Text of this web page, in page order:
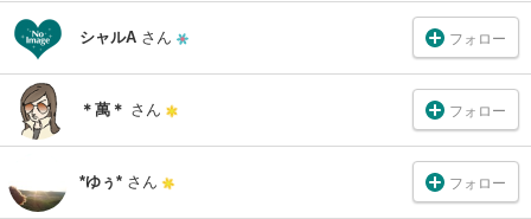
シャルA さん フォロー
＊萬＊ さん フォロー
*ゆぅ* さん フォロー